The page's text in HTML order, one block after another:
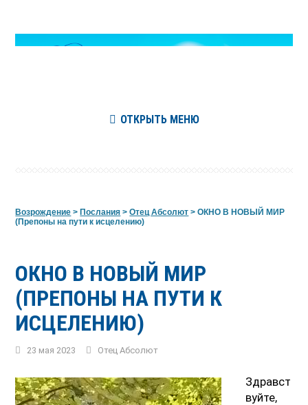
ОТКРЫТЬ МЕНЮ
Возрождение >Послания >Отец Абсолют >ОКНО В НОВЫЙ МИР
(Препоны на пути к исцелению)
ОКНО В НОВЫЙ МИР
(ПРЕПОНЫ НА ПУТИ К
ИСЦЕЛЕНИЮ)
23 мая 2023 Отец Абсолют
Здравст
вуйте,